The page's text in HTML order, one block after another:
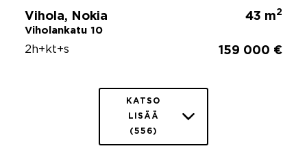
Vihola, Nokia
Viholankatu 10
43 m2
2h+kt+s 159 000 €
KATSO
LISÄÄ
(556)